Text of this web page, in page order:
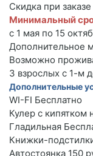
Скидка при
Минимальный
с 1 мая по 15
Дополнительное
Возможно
3 взрослых с 1-м
Дополнительные
WI-FI Бесплатно
Кулер с кипятком
Гладильная
Книжки-
Автостоянка 150